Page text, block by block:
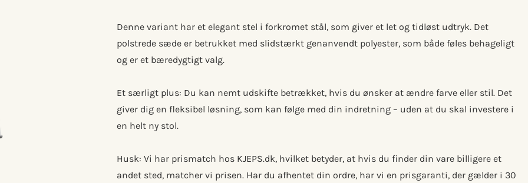
Denne variant har et elegant stel i forkromet stål, som giver et let og tidløst udtryk. Det
polstrede sæde er betrukket med slidstærkt genanvendt polyester, som både føles behageligt
og er et bæredygtigt valg.
Et særligt plus: Du kan nemt udskifte betrækket, hvis du ønsker at ændre farve eller stil. Det
giver dig en fleksibel løsning, som kan følge med din indretning – uden at du skal investere i
en helt ny stol.
Husk: Vi har prismatch hos KJEPS.dk, hvilket betyder, at hvis du finder din vare billigere et
andet sted, matcher vi prisen. Har du afhentet din ordre, har vi en prisgaranti, der gælder i 30